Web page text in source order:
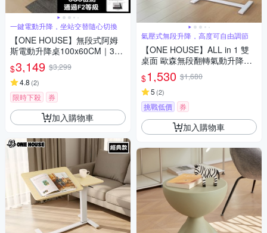
一鍵電動升降，坐站交替隨心切換
【ONE HOUSE】無段式阿姆
斯電動升降桌100x60CM｜3段
記憶鍵 (工作桌/辦公桌/書桌/電
腦桌)
$3,149 $3,299
4.8 (2)
限時下殺 券
加入購物車
氣壓式無段升降，高度可自由調節
【ONE HOUSE】ALL in 1 雙
桌面 歐森無段翻轉氣動升降電
腦邊桌_80寬折疊款 1入(邊桌/
電腦桌/書桌)
$1,530 $1,680
5 (2)
挑戰低價 券
加入購物車